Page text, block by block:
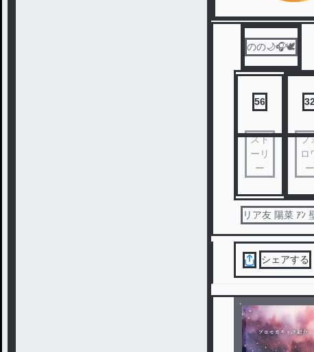
のの🌙🎧️🕊️
56
スト
ーリ
ー
フ
ロ
ー
リア友 陽菜 ｱﾝ
シェアする